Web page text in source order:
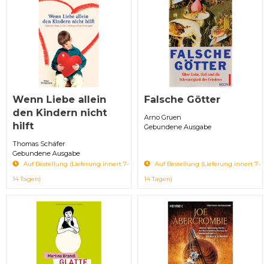
Wenn Liebe allein
den Kindern nicht
hilft
Thomas Schäfer
Gebundene Ausgabe
Auf Bestellung (Lieferung innert 7-
14 Tagen)
Falsche Götter
Arno Gruen
Gebundene Ausgabe
Auf Bestellung (Lieferung innert 7-
14 Tagen)